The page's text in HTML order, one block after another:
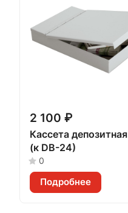
2 100 ₽
Кассета депозитная H-50
(к DB-24)
0
Подробнее